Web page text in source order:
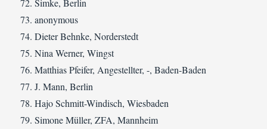
anonymous
Dieter Behnke, Norderstedt
Nina Werner, Wingst
Matthias Pfeifer, Angestellter, -, Baden-Baden
J. Mann, Berlin
Hajo Schmitt-Windisch, Wiesbaden
Simone Müller, ZFA, Mannheim